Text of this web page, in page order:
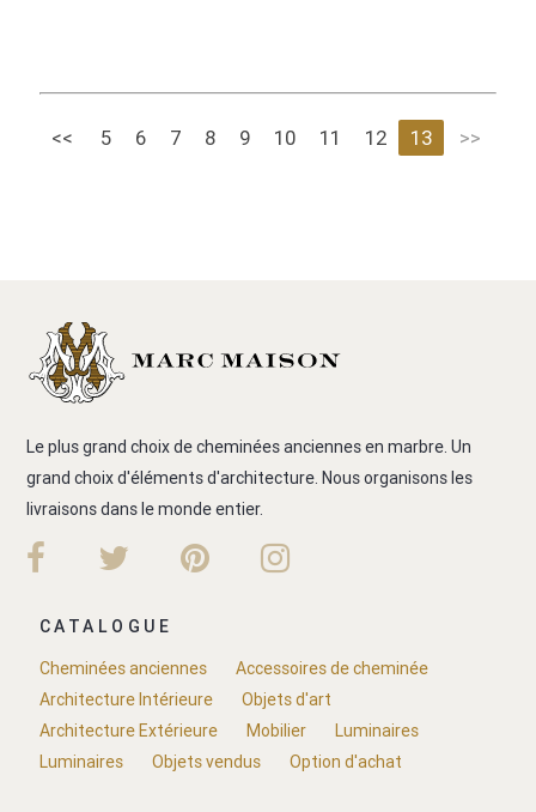
<< 5 6 7 8 9 10 11 12 13 >>
Le plus grand choix de cheminées anciennes en marbre. Un
grand choix d'éléments d'architecture. Nous organisons les
livraisons dans le monde entier.
CATALOGUE
Cheminées anciennes
Accessoires de cheminée
Architecture Intérieure
Objets d'art
Architecture Extérieure
Mobilier
Luminaires
Luminaires
Objets vendus Option d'achat